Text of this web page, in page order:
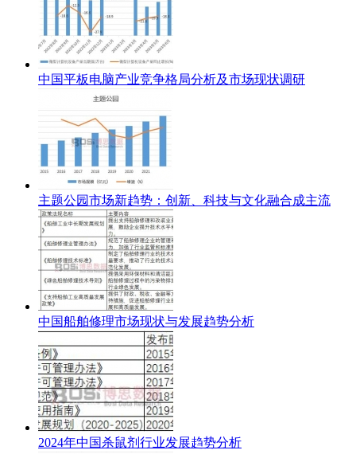
中国平板电脑产业竞争格局分析及市场现状调研
主题公园市场新趋势：创新、科技与文化融合成主流
中国船舶修理市场现状与发展趋势分析
2024年中国杀鼠剂行业发展趋势分析